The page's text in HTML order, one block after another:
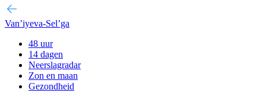
Van’iyeva-Sel’ga
48 uur
14 dagen
Neerslagradar
Zon en maan
Gezondheid